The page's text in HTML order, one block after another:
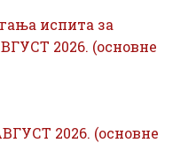
испита за
2026. (основне
2026. (основне